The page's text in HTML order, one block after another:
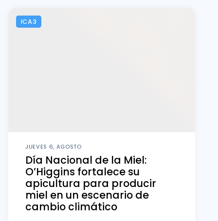
ICA3
JUEVES 6, AGOSTO
Día Nacional de la Miel:
O’Higgins fortalece su
apicultura para producir
miel en un escenario de
cambio climático